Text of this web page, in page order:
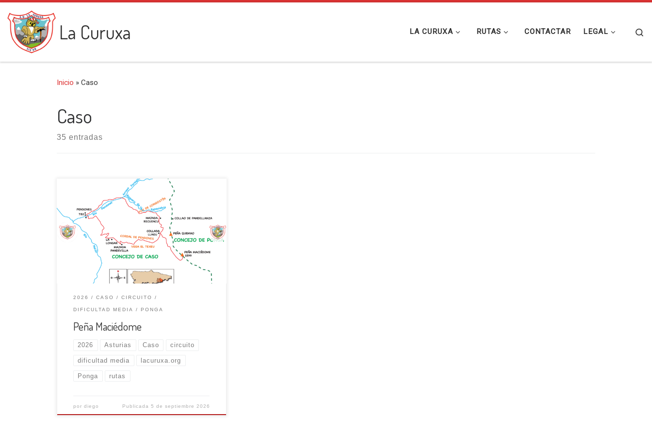
Saltar al contenido
La Curuxa LA CURUXA RUTAS CONTACTAR LEGAL
Inicio » Caso
Caso
35 entradas
Iniciamos esta salida en el pueblo casín de
Pendones (782 m), tomando un desvío a la
derecha que baja a cruzar el río, luego sube por
un tramo cementado; después de rebasar una
fuente se deja el camino principal y se coge un
desvío a la izquierda, atraviesa el bosque y nos
lleva a la […]
2026 CASO CIRCUITO
DIFICULTAD MEDIA PONGA
Peña Maciédome
2026 Asturias Caso circuito
dificultad media lacuruxa.org
Ponga rutas
pordiego Publicada 5 de septiembre 2026